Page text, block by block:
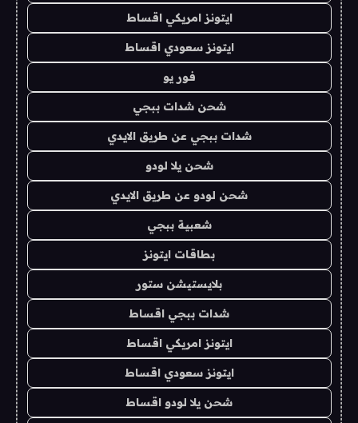
ايتونز امريكي اقساط
ايتونز سعودي اقساط
فور يو
شحن شدات ببجي
شدات ببجي عن طريق الايدي
شحن يلا لودو
شحن لودو عن طريق الايدي
شعبية ببجي
بطاقات ايتونز
بلايستيشن ستور
شدات ببجي اقساط
ايتونز امريكي اقساط
ايتونز سعودي اقساط
شحن يلا لودو اقساط